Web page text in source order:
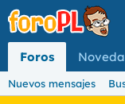
Foros
Nuevos mensajes